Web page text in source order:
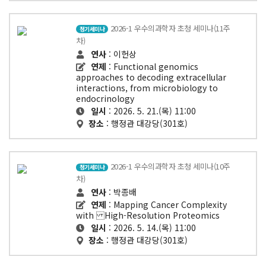
정기세미나
2026-1 우수의과학자 초청 세미나(11주
차)
연사 : 이헌상
연제 : Functional genomics
approaches to decoding extracellular
interactions, from microbiology to
endocrinology
일시 : 2026. 5. 21.(목) 11:00
장소 : 행정관 대강당(301호)
정기세미나
2026-1 우수의과학자 초청 세미나(10주
차)
연사 : 박종배
연제 : Mapping Cancer Complexity
with High-Resolution Proteomics
일시 : 2026. 5. 14.(목) 11:00
장소 : 행정관 대강당(301호)